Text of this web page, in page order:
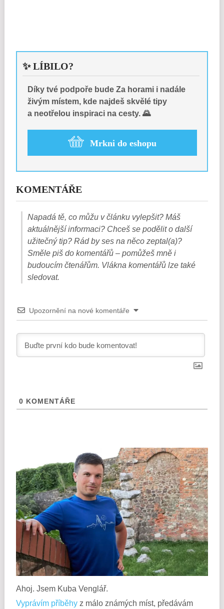
✨ LÍBILO?
Díky tvé podpoře bude Za horami i nadále
živým místem, kde najdeš skvělé tipy
a neotřelou inspiraci na cesty. 🌄
Mrkni do eshopu
KOMENTÁŘE
Napadá tě, co můžu v článku vylepšit? Máš
aktuálnější informaci? Chceš se podělit o další
užitečný tip? Rád by ses na něco zeptal(a)?
Směle piš do komentářů – pomůžeš mně i
budoucím čtenářům. Vlákna komentářů lze také
sledovat.
Upozornění na nové komentáře
0 KOMENTÁŘE
Ahoj. Jsem Kuba Venglář.
Vyprávím příběhy z málo známých míst, předávám